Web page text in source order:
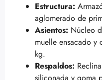
Estructura:
aglomerado de
Asientos: Núcleo
muelle ensacado y
kg.
Respaldos: